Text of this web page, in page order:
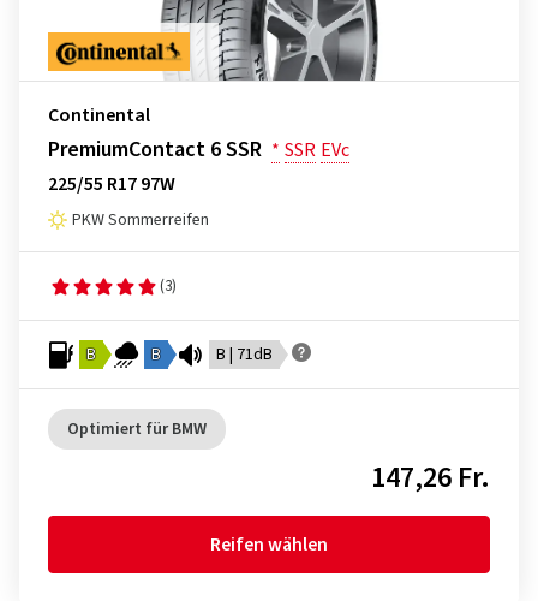
Continental
PremiumContact 6 SSR * SSR EVc
225/55 R17 97W
PKW Sommerreifen
(3)
B B B | 71dB
Optimiert für BMW
147,26 Fr.
Reifen wählen